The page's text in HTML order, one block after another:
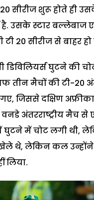
सीरीज शुरू होते ही
उसके स्टार बल्लेबाज
टी 20 सीरीज से बाहर
डिविलियर्स घुटने की
तीन मैचों की टी-20
जिससे दक्षिण
अंतरराष्ट्रीय मैच से
घुटने में चोट लगी थी,
थे, लेकिन कल उन्होंने
लिया.